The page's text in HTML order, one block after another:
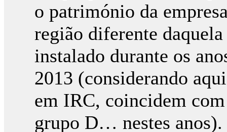
o património da
região diferente
instalado durante os
2013 (considerando
em IRC, coincidem
grupo D… nestes